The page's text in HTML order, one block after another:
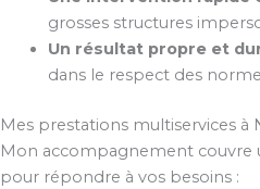
grosses structures
Un résultat propre et
dans le respect des
Mes prestations multiservices à
Mon accompagnement couvre
pour répondre à vos besoins :